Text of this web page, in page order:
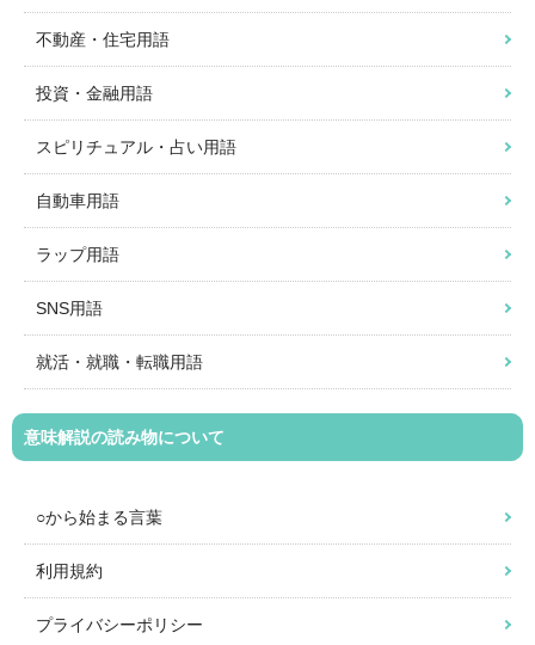
不動産・住宅用語
投資・金融用語
スピリチュアル・占い用語
自動車用語
ラップ用語
SNS用語
就活・就職・転職用語
意味解説の読み物について
○から始まる言葉
利用規約
プライバシーポリシー